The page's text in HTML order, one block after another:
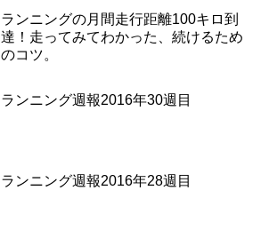
ランニングの月間走行距離100キロ到
達！走ってみてわかった、続けるため
のコツ。
ランニング週報2016年30週目
ランニング週報2016年28週目